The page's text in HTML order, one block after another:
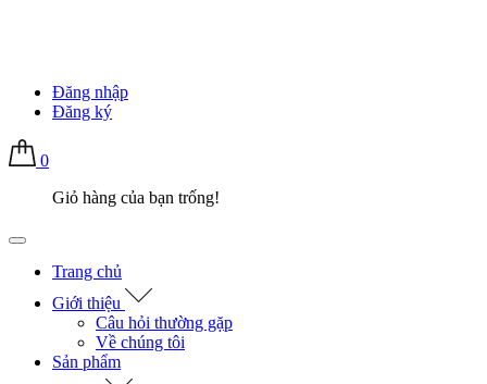
Đăng nhập
Đăng ký
0
Giỏ hàng của bạn trống!
Trang chủ
Giới thiệu
Câu hỏi thường gặp
Về chúng tôi
Sản phẩm